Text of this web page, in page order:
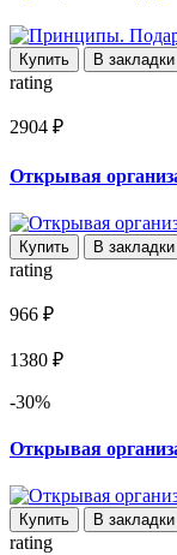
Купить В закладки
rating
2904 ₽
Открывая
Купить В закладки
rating
966 ₽
1380 ₽
-30%
Открывая
Купить В закладки
rating